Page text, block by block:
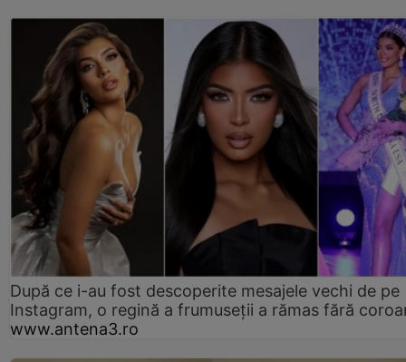
După ce i-au fost descoperite mesajele vechi de pe
Instagram, o regină a frumuseții a rămas fără
www.antena3.ro